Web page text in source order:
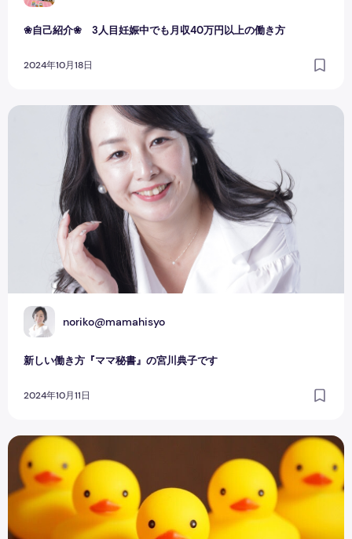
❀自己紹介❀ 3人目妊娠中でも月収40万円以上の働き方
2024年10月18日
N noriko@mamahisyo
新しい働き方『ママ秘書』の宮川典子です
2024年10月11日
新しい働き方『ママ秘書』の宮川典子です
何をするか？ではなく、誰とするか？が大事。